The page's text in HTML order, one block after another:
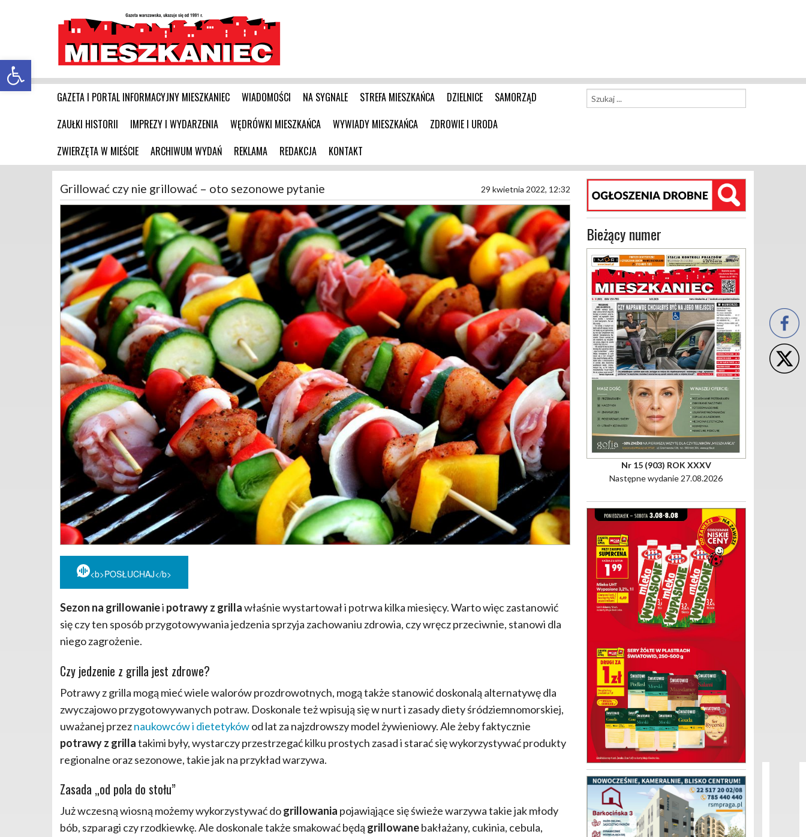
Otwórz pasek narzędzi
GAZETA I PORTAL INFORMACYJNY MIESZKANIEC WIADOMOŚCI NA SYGNALE STREFA MIESZKAŃCA DZIELNICE
SAMORZĄD
ZAUŁKI HISTORII
IMPREZY I WYDARZENIA WĘDRÓWKI MIESZKAŃCA WYWIADY MIESZKAŃCA
ZDROWIE I URODA
ZWIERZĘTA W MIEŚCIE
ARCHIWUM WYDAŃ REKLAMA REDAKCJA KONTAKT
Grillować czy nie grillować – oto sezonowe pytanie 29 kwietnia 2022, 12:32
<b>POSŁUCHAJ</b>
Sezon na grillowaniei potrawy z grillawłaśnie wystartował i potrwa kilka miesięcy. Warto więc zastanowić
się czy ten sposób przygotowywania jedzenia sprzyja zachowaniu zdrowia, czy wręcz przeciwnie, stanowi dla
niego zagrożenie.
Czy jedzenie z grilla jest zdrowe?
Potrawy z grilla mogą mieć wiele walorów prozdrowotnych, mogą także stanowić doskonalą alternatywę dla
zwyczajowo przygotowywanych potraw. Doskonale też wpisują się w nurt i zasady diety śródziemnomorskiej,
uważanej przeznaukowców i dietetykówod lat za najzdrowszy model żywieniowy. Ale żeby faktycznie
potrawy z grillatakimi były, wystarczy przestrzegać kilku prostych zasad i starać się wykorzystywać produkty
regionalne oraz sezonowe, takie jak na przykład warzywa.
Zasada „od pola do stołu”
Już wczesną wiosną możemy wykorzystywać dogrillowania pojawiąjące się świeże warzywa takie jak młody
bób, szparagi czy rzodkiewkę. Ale doskonale także smakować będą grillowanebakłażany, cukinia, cebula,
Bieżący numer
Nr 15 (903) ROK XXXV
Następne wydanie 27.08.2026